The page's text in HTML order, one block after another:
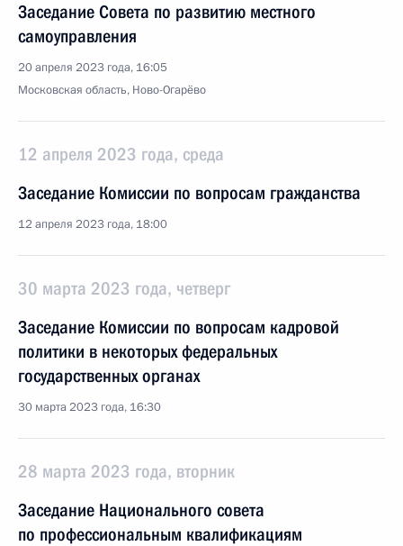
Заседание Совета по развитию местного
самоуправления
20 апреля 2023 года, 16:05
Московская область, Ново-Огарёво
12 апреля 2023 года, среда
Заседание Комиссии по вопросам гражданства
12 апреля 2023 года, 18:00
30 марта 2023 года, четверг
Заседание Комиссии по вопросам кадровой
политики в некоторых федеральных
государственных органах
30 марта 2023 года, 16:30
28 марта 2023 года, вторник
Заседание Национального совета
по профессиональным квалификациям